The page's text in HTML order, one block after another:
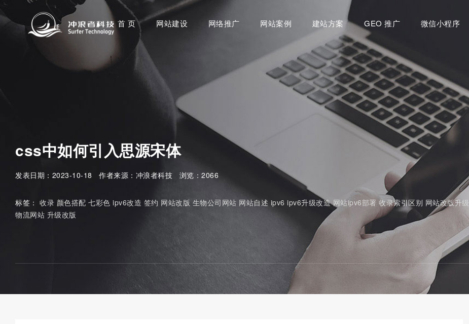
首 页 网站建设 网络推广 网站案例 建站方案 GEO 推广 微信小程序
css中如何引入思源宋体
发表日期：2023-10-18 作者来源：冲浪者科技 浏览：2066
标签： 收录 颜色搭配 七彩色 ipv6改造 签约 网站改版 生物公司网站 网站自述 ipv6 ipv6升级改造 网站ipv6部署 收录索引区别 网站改版升级
物流网站 升级改版